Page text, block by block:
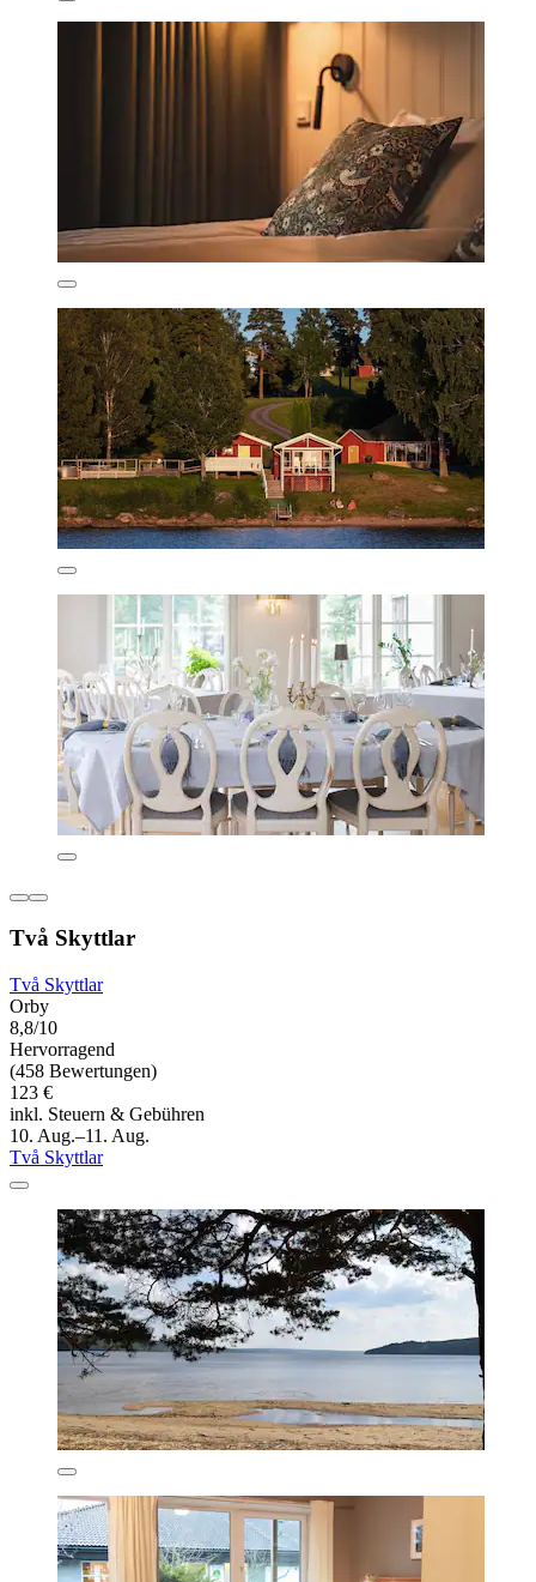
Två Skyttlar
Två Skyttlar
Orby
8,8/10
Hervorragend
(458 Bewertungen)
123 €
inkl. Steuern & Gebühren
10. Aug.–11. Aug.
Två Skyttlar